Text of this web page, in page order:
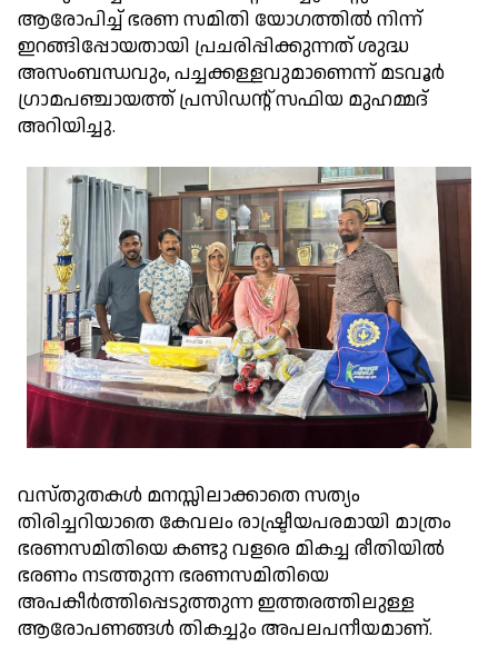
ആരോപിച്ച് ഭരണ സമിതി യോഗത്തിൽ നിന്ന്
ഇറങ്ങിപ്പോയതായി പ്രചരിപ്പിക്കുന്നത് ശുദ്ധ
അസംബന്ധവും, പച്ചക്കള്ളവുമാണെന്ന് മടവൂർ
ഗ്രാമപഞ്ചായത്ത്‌ പ്രസിഡന്റ് സഫിയ മുഹമ്മദ്
അറിയിച്ചു.
വസ്തുതകൾ മനസ്സിലാക്കാതെ സത്യം
തിരിച്ചറിയാതെ കേവലം രാഷ്ട്രീയപരമായി മാത്രം
ഭരണസമിതിയെ കണ്ടു വളരെ മികച്ച രീതിയിൽ
ഭരണം നടത്തുന്ന ഭരണസമിതിയെ
അപകീർത്തിപ്പെടുത്തുന്ന ഇത്തരത്തിലുള്ള
ആരോപണങ്ങൾ തികച്ചും അപലപനീയമാണ്.